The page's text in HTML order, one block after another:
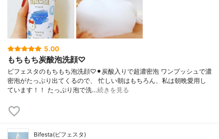
5.00
もちもち炭酸泡洗顔♡
ビフェスタのもちもち泡洗顔♡⚫︎炭酸入りで超濃密泡 ワンプッシュで濃
密泡がたっぷり出てくるので、 忙しい朝はもちろん、私は朝晩愛用し
ています！！ たっぷり泡で洗…続きを見る
Bifesta(ビフェスタ)